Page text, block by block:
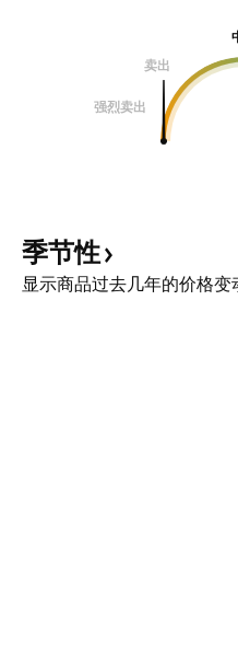
卖出
强烈卖出
季节性
显示商品过去几年的价格变